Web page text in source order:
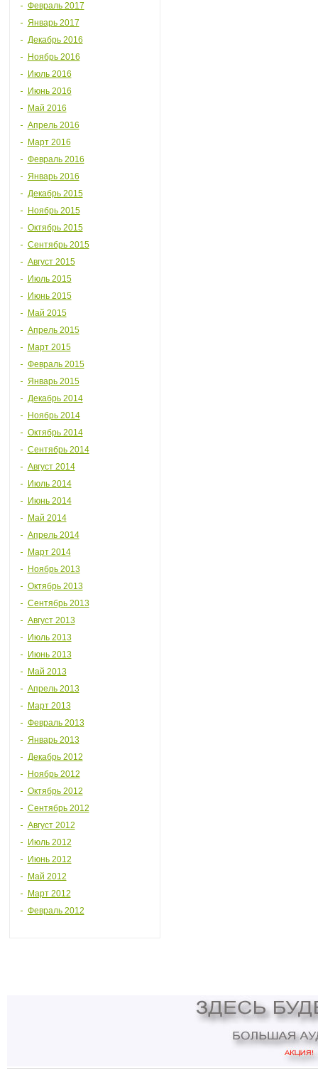
Февраль 2017
Январь 2017
Декабрь 2016
Ноябрь 2016
Июль 2016
Июнь 2016
Май 2016
Апрель 2016
Март 2016
Февраль 2016
Январь 2016
Декабрь 2015
Ноябрь 2015
Октябрь 2015
Сентябрь 2015
Август 2015
Июль 2015
Июнь 2015
Май 2015
Апрель 2015
Март 2015
Февраль 2015
Январь 2015
Декабрь 2014
Ноябрь 2014
Октябрь 2014
Сентябрь 2014
Август 2014
Июль 2014
Июнь 2014
Май 2014
Апрель 2014
Март 2014
Ноябрь 2013
Октябрь 2013
Сентябрь 2013
Август 2013
Июль 2013
Июнь 2013
Май 2013
Апрель 2013
Март 2013
Февраль 2013
Январь 2013
Декабрь 2012
Ноябрь 2012
Октябрь 2012
Сентябрь 2012
Август 2012
Июль 2012
Июнь 2012
Май 2012
Март 2012
Февраль 2012